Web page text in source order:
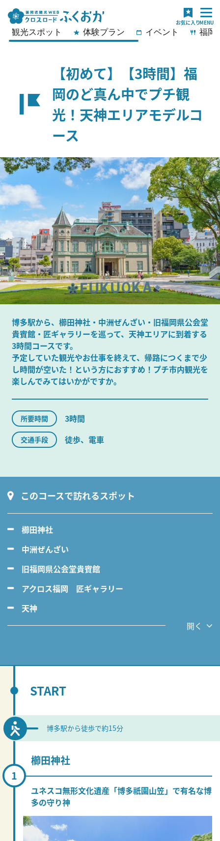
観光スポット 体験プラン イベント 福岡
【初めて】【3時間】福
岡のど真ん中でプチ観
光！天神エリアモデルコ
ース
博多駅から、櫛田神社・中洲ぜんざい・旧福岡県公会堂
貴賓館・匠ギャラリーを巡って、天神エリアに到着する
3時間コースです。
予定していた観光やお仕事を終えて、帰路につくまで少
し時間が空いた！という方におすすめ！プチ市内観光を
楽しんでみてはいかがですか。
所要時間 3時間
交通手段 徒歩、電車
開く
このコースで訪れるスポット
櫛田神社
中洲ぜんざい
旧福岡県公会堂貴賓館
アクロス福岡 匠ギャラリー
天神
START
博多駅から徒歩で約15分
櫛田神社
ユネスコ無形文化遺産「博多祇園山笠」で有名な博
多の守り神